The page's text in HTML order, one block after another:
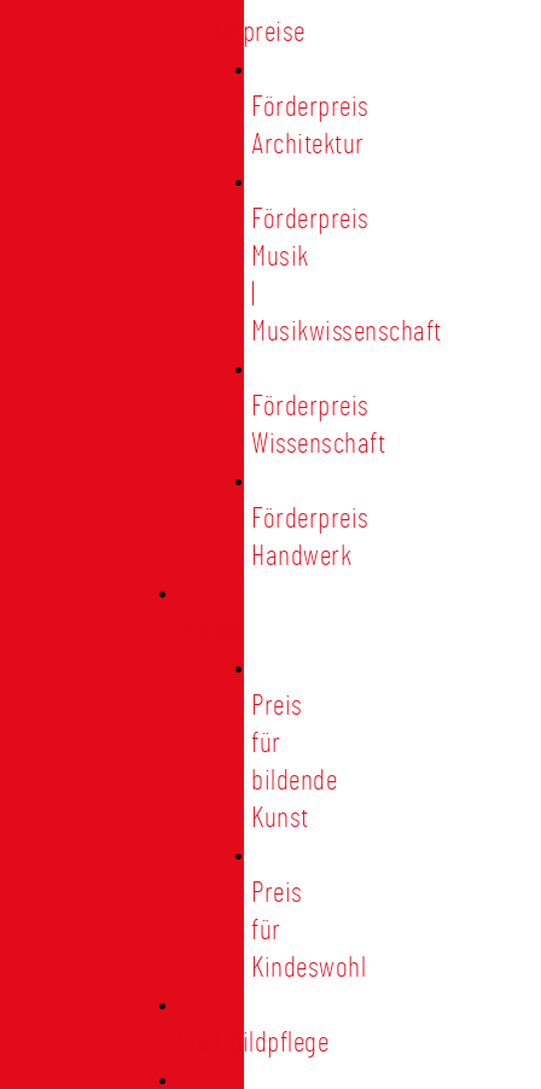
Förderpreise
Förderpreis
Architektur
Förderpreis
Musik
Musikwissenschaft
Förderpreis
Wissenschaft
Förderpreis
Handwerk
Preis
für
bildende
Kunst
Preis
für
Kindeswohl
Stadtbildpflege